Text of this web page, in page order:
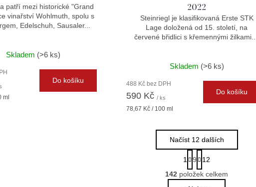
patří mezi historické "Grand
vinařství Wohlmuth, spolu s
Edelschuh, Sausaler...
Skladem (>6 ks)
ml
Do košíku
2022
Steinriegl je klasifikovaná Erste STK
Lage doložená od 15. století, na
červené břidlici s křemennými žilkami....
Skladem (>6 ks)
488 Kč bez DPH
590 Kč / ks
Měrná
78,67 Kč / 100 ml
Do košíku
O
v
Načíst 12 dalších
S
t
r
á
1 9
12
142 položek celkem